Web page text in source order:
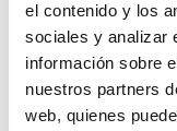
el contenido y los
sociales y analizar
información sobre
nuestros partners
web, quienes